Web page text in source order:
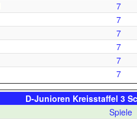
7
7
7
7
7
7
D-Junioren Kreisstaffel 3
Spiele